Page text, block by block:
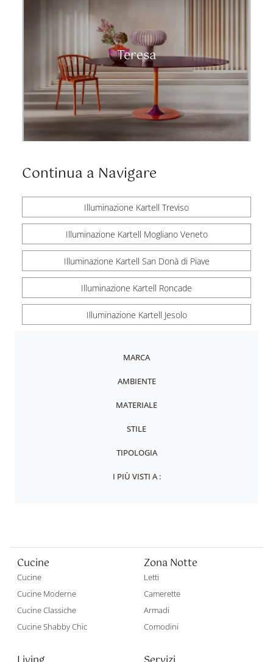
Teresa
Continua a Navigare
Illuminazione Kartell Treviso
Illuminazione Kartell Mogliano Veneto
Illuminazione Kartell San Donà di Piave
Illuminazione Kartell Roncade
Illuminazione Kartell Jesolo
MARCA
AMBIENTE
MATERIALE
STILE
TIPOLOGIA
I PIÙ VISTI A :
Cucine
Cucine
Cucine Moderne
Cucine Classiche
Cucine Shabby Chic
Zona Notte
Letti
Camerette
Armadi
Comodini